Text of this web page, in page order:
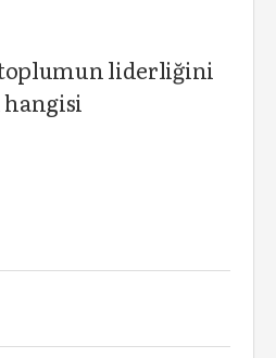
liderliğini
hangisi